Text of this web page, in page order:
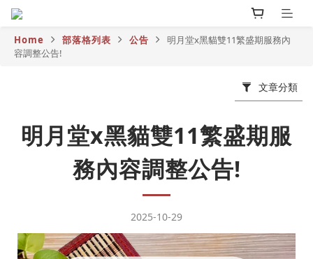
Home 部落格列表 公告
明月堂x黑貓雙11繁盛期服務內
容調整公告!
文章分類
明月堂x黑貓雙11繁盛期服
務內容調整公告!
2025-10-29